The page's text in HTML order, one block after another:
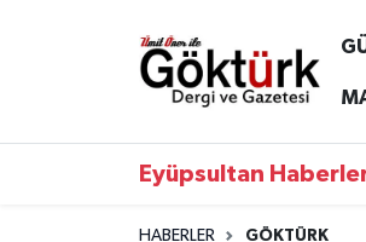
Eyüpsultan
HABERLER GÖKTÜRK
Anne Çocuk
Eyüpsultan Hava Durumu